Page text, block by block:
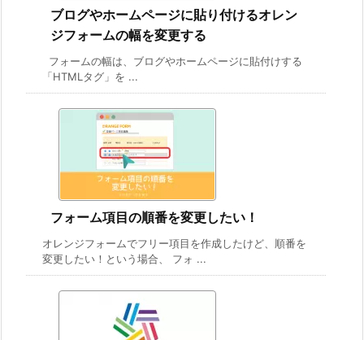
ブログやホームページに貼り付けるオレン
ジフォームの幅を変更する
フォームの幅は、ブログやホームページに貼付けする
「HTMLタグ」を ...
フォーム項目の順番を変更したい！
オレンジフォームでフリー項目を作成したけど、順番を
変更したい！という場合、 フォ ...